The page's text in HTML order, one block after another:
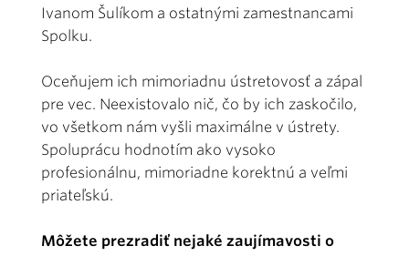
Ivanom Šulíkom a ostatnými zamestnancami
Spolku.
Oceňujem ich mimoriadnu ústretovosť a zápal
pre vec. Neexistovalo nič, čo by ich zaskočilo,
vo všetkom nám vyšli maximálne v ústrety.
Spoluprácu hodnotím ako vysoko
profesionálnu, mimoriadne korektnú a veľmi
priateľskú.
Môžete prezradiť nejaké zaujímavosti o